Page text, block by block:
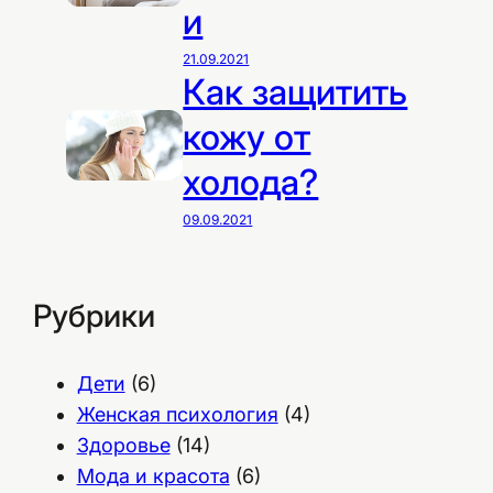
и
21.09.2021
Как защитить
кожу от
холода?
09.09.2021
Рубрики
Дети (6)
Женская психология (4)
Здоровье(14)
Мода и красота (6)